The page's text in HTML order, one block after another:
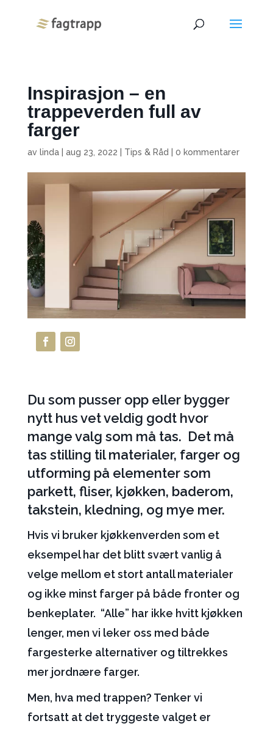
Inspirasjon – en
trappeverden full av
farger
av linda| aug 23, 2022 Tips & Råd 0 kommentarer
Du som pusser opp eller bygger
nytt hus vet veldig godt hvor
mange valg som må tas. Det må
tas stilling til materialer, farger og
utforming på elementer som
parkett, fliser, kjøkken, baderom,
takstein, kledning, og mye mer.
Hvis vi bruker kjøkkenverden som et
eksempel har det blitt svært vanlig å
velge mellom et stort antall materialer
og ikke minst farger på både fronter og
benkeplater. “Alle” har ikke hvitt kjøkken
lenger, men vi leker oss med både
fargesterke alternativer og tiltrekkes
mer jordnære farger.
Men, hva med trappen? Tenker vi
fortsatt at det tryggeste valget er